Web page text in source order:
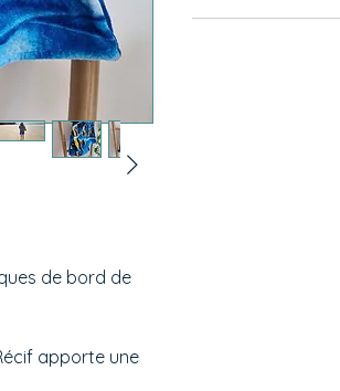
de bord de
apporte une